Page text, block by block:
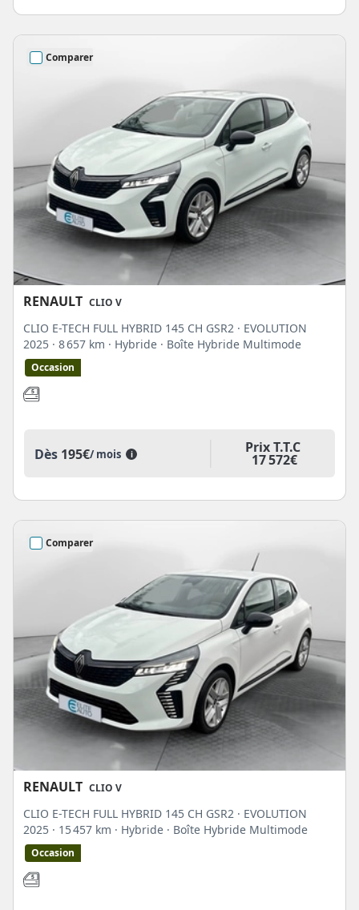
Comparer
RENAULT CLIO V
CLIO E-TECH FULL HYBRID 145 CH GSR2 · EVOLUTION
2025 · 8 657 km · Hybride · Boîte Hybride Multimode
Occasion
Dès 195€/ mois i Prix T.T.C
17 572€
Comparer
RENAULT CLIO V
CLIO E-TECH FULL HYBRID 145 CH GSR2 · EVOLUTION
2025 · 15 457 km · Hybride · Boîte Hybride Multimode
Occasion